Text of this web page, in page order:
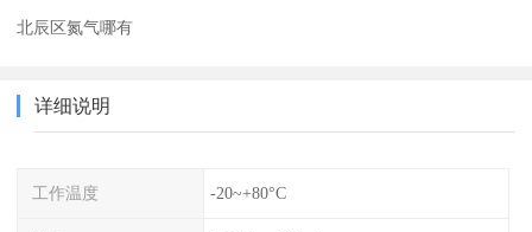
北辰区氮气哪有
详细说明
工作温度 -20~+80°C